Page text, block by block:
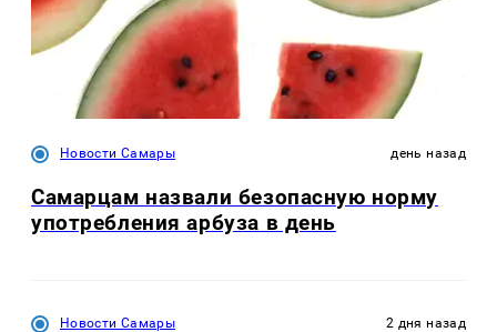
Новости Самары день назад
Самарцам назвали безопасную норму
употребления арбуза в день
Новости Самары 2 дня назад